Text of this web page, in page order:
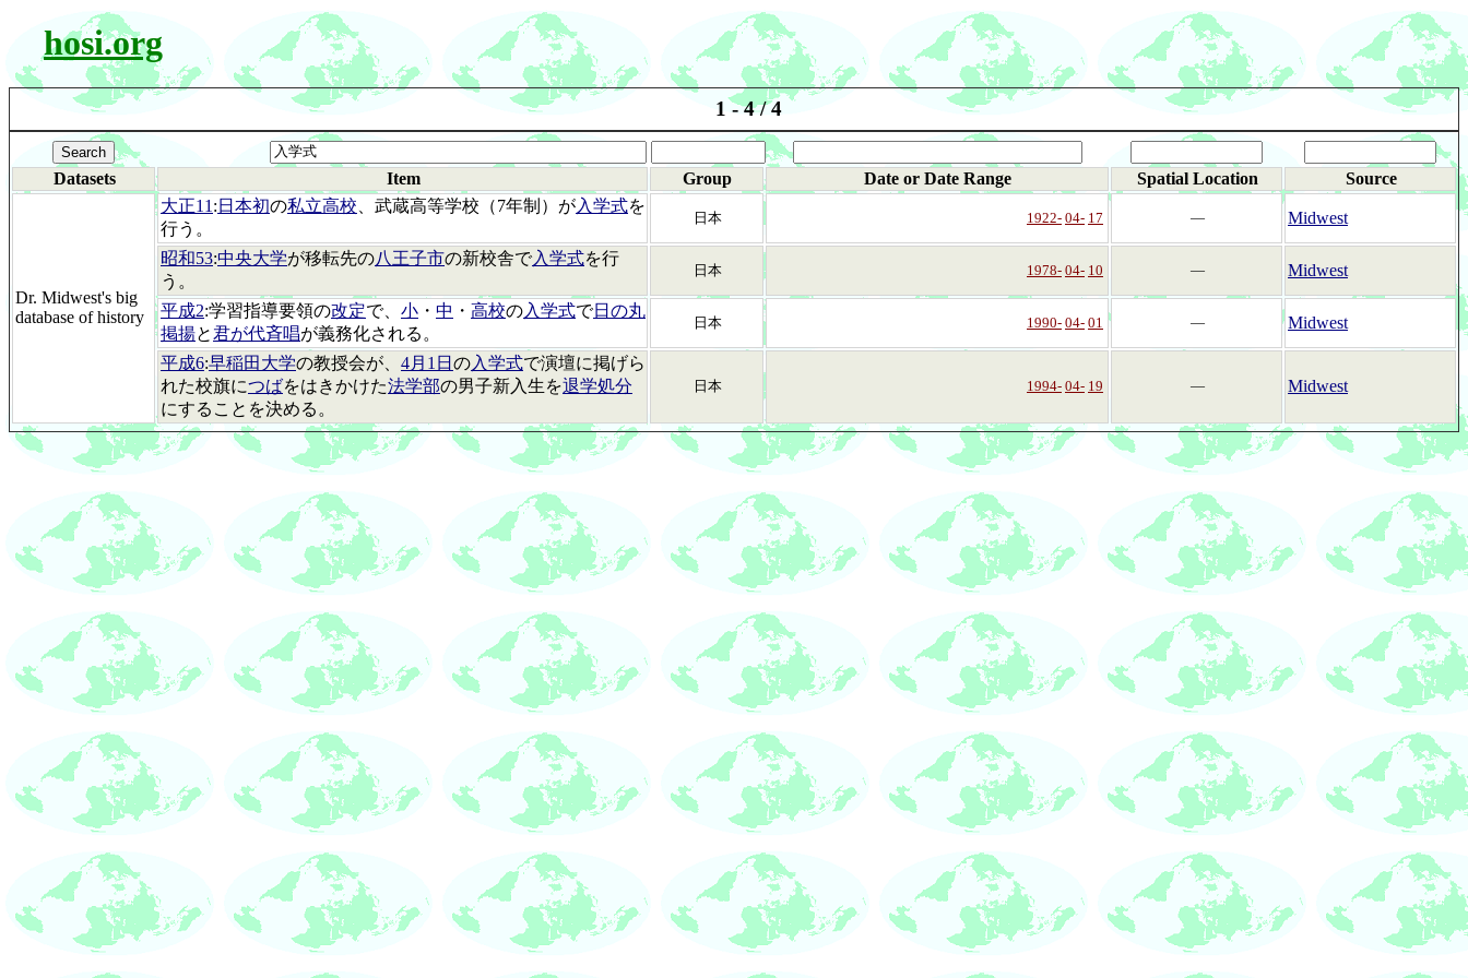
hosi.org
1 - 4 / 4
Datasets Item Group Date or Date Range Spatial Location Source
Dr. Midwest's big
database of history
大正11 : 日本初の私立高校 、武蔵高等学校（7年制）が入学式を
行う。
日本 1922- 04- 17 ― Midwest
昭和53:中央大学が移転先の八王子市の新校舎で入学式を行
う。
日本 1978- 04- 10 ― Midwest
平成2:学習指導要領の改定で、 小 ・ 中 ・ 高校の入学式で日の丸
掲揚と君が代斉唱が義務化される。
日本 1990- 04- 01 ― Midwest
平成6:早稲田大学の教授会が、 4月1日 の入学式で演壇に掲げら
れた校旗につばをはきかけた法学部の男子新入生を退学処分
にすることを決める。
日本 1994- 04- 19 ― Midwest